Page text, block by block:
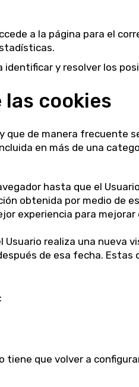
a la página para el
y resolver los
cookies
que de manera frecuente
en más de una
hasta que el
obtenida por medio de
experiencia para mejorar
realiza una nueva
de esa fecha. Estas
tiene que volver a